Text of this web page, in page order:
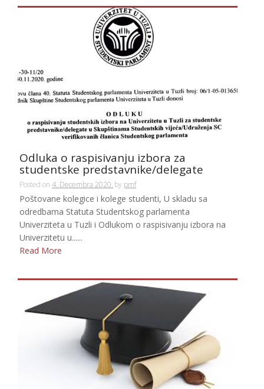
Odluka o raspisivanju izbora za
studentske predstavnike/delegate
Posted on 4. Decembra 2020. by pmf
Poštovane kolegice i kolege studenti, U skladu sa
odredbama Statuta Studentskog parlamenta
Univerziteta u Tuzli i Odlukom o raspisivanju izbora na
Univerzitetu u......
Read More